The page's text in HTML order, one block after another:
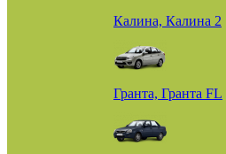
Калина, Калина 2
Гранта, Гранта FL